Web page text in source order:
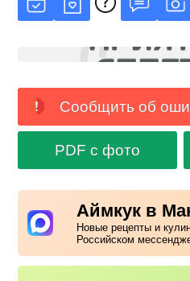
Сообщить об
PDF с фото
Аймкук в
Новые рецепты и
Российском